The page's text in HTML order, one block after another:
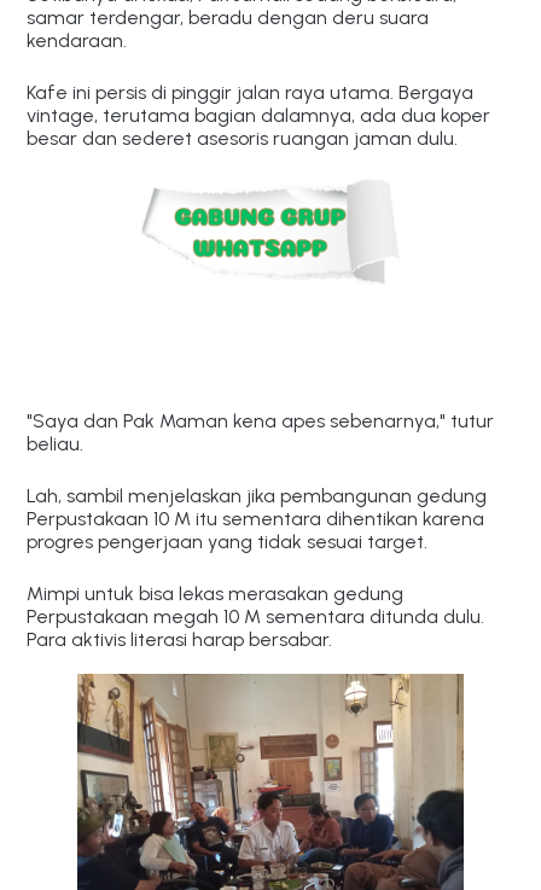
samar terdengar, beradu dengan deru suara
kendaraan.
Kafe ini persis di pinggir jalan raya utama. Bergaya
vintage, terutama bagian dalamnya, ada dua koper
besar dan sederet asesoris ruangan jaman dulu.
"Saya dan Pak Maman kena apes sebenarnya," tutur
beliau.
Lah, sambil menjelaskan jika pembangunan gedung
Perpustakaan 10 M itu sementara dihentikan karena
progres pengerjaan yang tidak sesuai target.
Mimpi untuk bisa lekas merasakan gedung
Perpustakaan megah 10 M sementara ditunda dulu.
Para aktivis literasi harap bersabar.